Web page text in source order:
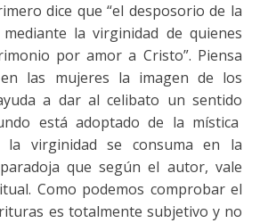
dice que “el desposorio de la
la virginidad de quienes
por amor a Cristo”. Piensa
las mujeres la imagen de los
a dar al celibato un sentido
está adoptado de la mística
la virginidad se consuma en la
que según el autor, vale
Como podemos comprobar el
es totalmente subjetivo y no